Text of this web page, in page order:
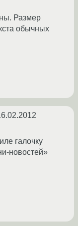
Размер
обычных
галочку
новостей»